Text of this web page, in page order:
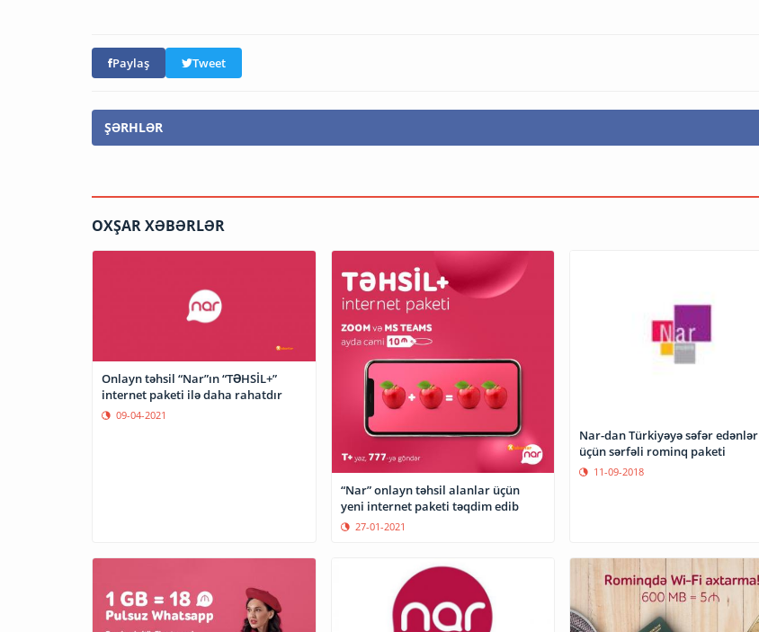
Paylaş Tweet
ŞƏRHLƏR
OXŞAR XƏBƏRLƏR
Onlayn təhsil “Nar”ın “TƏHSİL+”
internet paketi ilə daha rahatdır
09-04-2021
“Nar” onlayn təhsil alanlar üçün
yeni internet paketi təqdim edib
27-01-2021
Nar-dan Türkiyəyə səfər edənlər
üçün sərfəli rominq paketi
11-09-2018